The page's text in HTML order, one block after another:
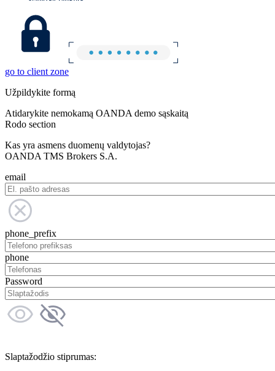
go to client zone
Užpildykite formą
Atidarykite nemokamą OANDA demo sąskaitą
Rodo section
Kas yra asmens duomenų valdytojas?
OANDA TMS Brokers S.A.
email
phone_prefix
phone
Password
Slaptažodžio stiprumas: